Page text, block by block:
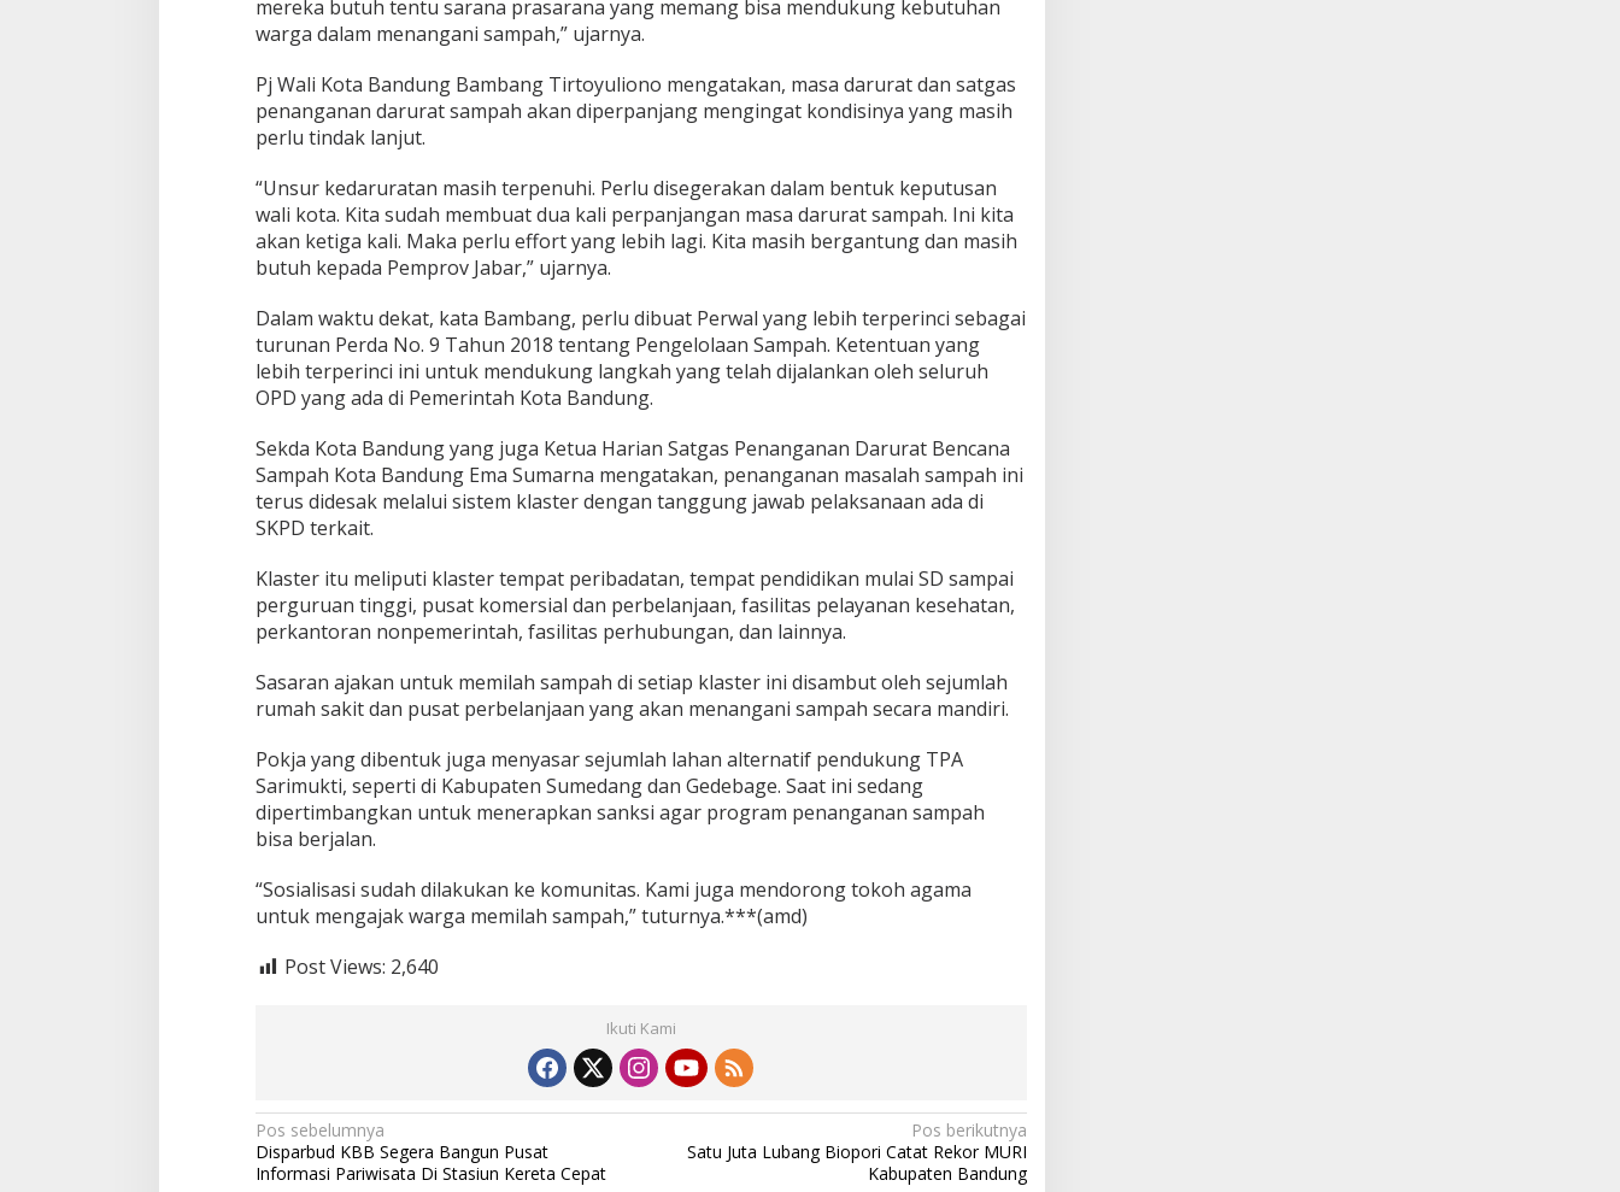
mereka butuh tentu sarana prasarana yang memang bisa mendukung kebutuhan
warga dalam menangani sampah,” ujarnya.
Pj Wali Kota Bandung Bambang Tirtoyuliono mengatakan, masa darurat dan satgas
penanganan darurat sampah akan diperpanjang mengingat kondisinya yang masih
perlu tindak lanjut.
“Unsur kedaruratan masih terpenuhi. Perlu disegerakan dalam bentuk keputusan
wali kota. Kita sudah membuat dua kali perpanjangan masa darurat sampah. Ini kita
akan ketiga kali. Maka perlu effort yang lebih lagi. Kita masih bergantung dan masih
butuh kepada Pemprov Jabar,” ujarnya.
Dalam waktu dekat, kata Bambang, perlu dibuat Perwal yang lebih terperinci sebagai
turunan Perda No. 9 Tahun 2018 tentang Pengelolaan Sampah. Ketentuan yang
lebih terperinci ini untuk mendukung langkah yang telah dijalankan oleh seluruh
OPD yang ada di Pemerintah Kota Bandung.
Sekda Kota Bandung yang juga Ketua Harian Satgas Penanganan Darurat Bencana
Sampah Kota Bandung Ema Sumarna mengatakan, penanganan masalah sampah ini
terus didesak melalui sistem klaster dengan tanggung jawab pelaksanaan ada di
SKPD terkait.
Klaster itu meliputi klaster tempat peribadatan, tempat pendidikan mulai SD sampai
perguruan tinggi, pusat komersial dan perbelanjaan, fasilitas pelayanan kesehatan,
perkantoran nonpemerintah, fasilitas perhubungan, dan lainnya.
Sasaran ajakan untuk memilah sampah di setiap klaster ini disambut oleh sejumlah
rumah sakit dan pusat perbelanjaan yang akan menangani sampah secara mandiri.
Pokja yang dibentuk juga menyasar sejumlah lahan alternatif pendukung TPA
Sarimukti, seperti di Kabupaten Sumedang dan Gedebage. Saat ini sedang
dipertimbangkan untuk menerapkan sanksi agar program penanganan sampah
bisa berjalan.
“Sosialisasi sudah dilakukan ke komunitas. Kami juga mendorong tokoh agama
untuk mengajak warga memilah sampah,” tuturnya.***(amd)
Post Views: 2,640
Ikuti Kami
N
a
Pos sebelumnya
Disparbud KBB Segera Bangun Pusat
Informasi Pariwisata Di Stasiun Kereta Cepat
Pos berikutnya
Satu Juta Lubang Biopori Catat Rekor MURI
Kabupaten Bandung